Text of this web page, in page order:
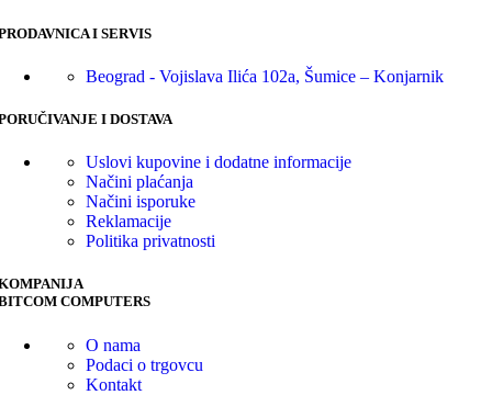
I SERVIS
Beograd - Vojislava Ilića 102a, Šumice – Konjarnik
I DOSTAVA
Uslovi kupovine i dodatne informacije
Načini plaćanja
Načini isporuke
Reklamacije
Politika privatnosti
COMPUTERS
O nama
Podaci o trgovcu
Kontakt